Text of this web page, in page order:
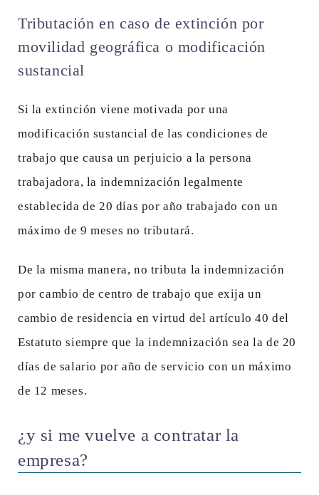
Tributación en caso de extinción por
movilidad geográfica o modificación
sustancial
Si la extinción viene motivada por una
modificación sustancial de las condiciones de
trabajo que causa un perjuicio a la persona
trabajadora, la indemnización legalmente
establecida de 20 días por año trabajado con un
máximo de 9 meses no tributará.
De la misma manera, no tributa la indemnización
por cambio de centro de trabajo que exija un
cambio de residencia en virtud del artículo 40 del
Estatuto siempre que la indemnización sea la de 20
días de salario por año de servicio con un máximo
de 12 meses.
¿y si me vuelve a contratar la
empresa?